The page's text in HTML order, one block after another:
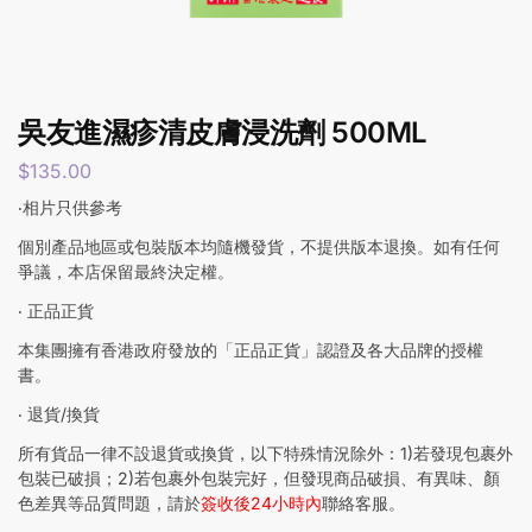
吳友進濕疹清皮膚浸洗劑 500ML
$135.00
‧相片只供參考
個別產品地區或包裝版本均隨機發貨，不提供版本退換。如有任何
爭議，本店保留最終決定權。
‧ 正品正貨
本集團擁有香港政府發放的「正品正貨」認證及各大品牌的授權
書。
‧ 退貨/換貨
所有貨品一律不設退貨或換貨，以下特殊情況除外：1)若發現包裹外
包裝已破損；2)若包裹外包裝完好，但發現商品破損、有異味、顏
色差異等品質問題，請於簽收後24小時內聯絡客服。